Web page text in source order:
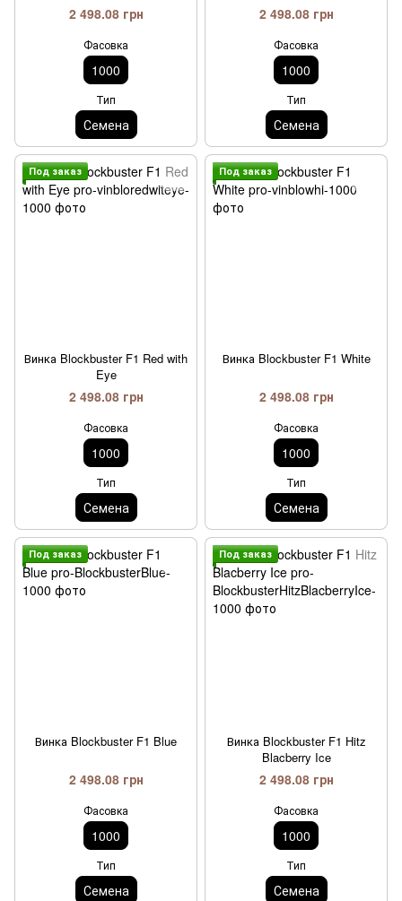
2 498.08 грн
Фасовка
1000
Тип
Семена
2 498.08 грн
Фасовка
1000
Тип
Семена
Под заказ
Винка Blockbuster F1 Red with
Eye
2 498.08 грн
Фасовка
1000
Тип
Семена
Под заказ
Винка Blockbuster F1 White
2 498.08 грн
Фасовка
1000
Тип
Семена
Под заказ
Винка Blockbuster F1 Blue
2 498.08 грн
Фасовка
1000
Тип
Семена
Под заказ
Винка Blockbuster F1 Hitz
Blacberry Ice
2 498.08 грн
Фасовка
1000
Тип
Семена